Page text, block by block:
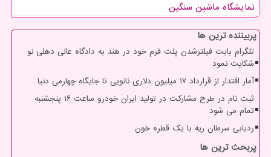
نمایشگاه ماشین سنگین
پربیننده ترین ها
تلگرام بابت فیلترشدن پلت فرم خود در هند به دادگاه عالی دهلی نو
شکایت نمود
آمار اقتدار از قرارداد ۱۷ میلیون دلاری نانویی تا جایگاه چهارمی دنیا
ثبت نام در طرح مشارکت در تولید ایران خودرو ساعت ۱۶ پنجشنبه
تمام می شود
ردیابی سرطان ریه با یک قطره خون
پربحث ترین ها